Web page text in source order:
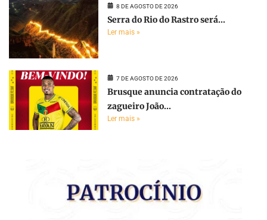
8 DE AGOSTO DE 2026
Serra do Rio do Rastro será...
Ler mais »
7 DE AGOSTO DE 2026
Brusque anuncia contratação do
zagueiro João...
Ler mais »